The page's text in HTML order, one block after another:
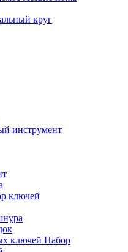
круг
инструмент
ключей
Набор